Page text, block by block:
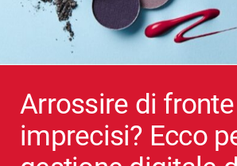
Arrossire di
imprecisi? Ecco